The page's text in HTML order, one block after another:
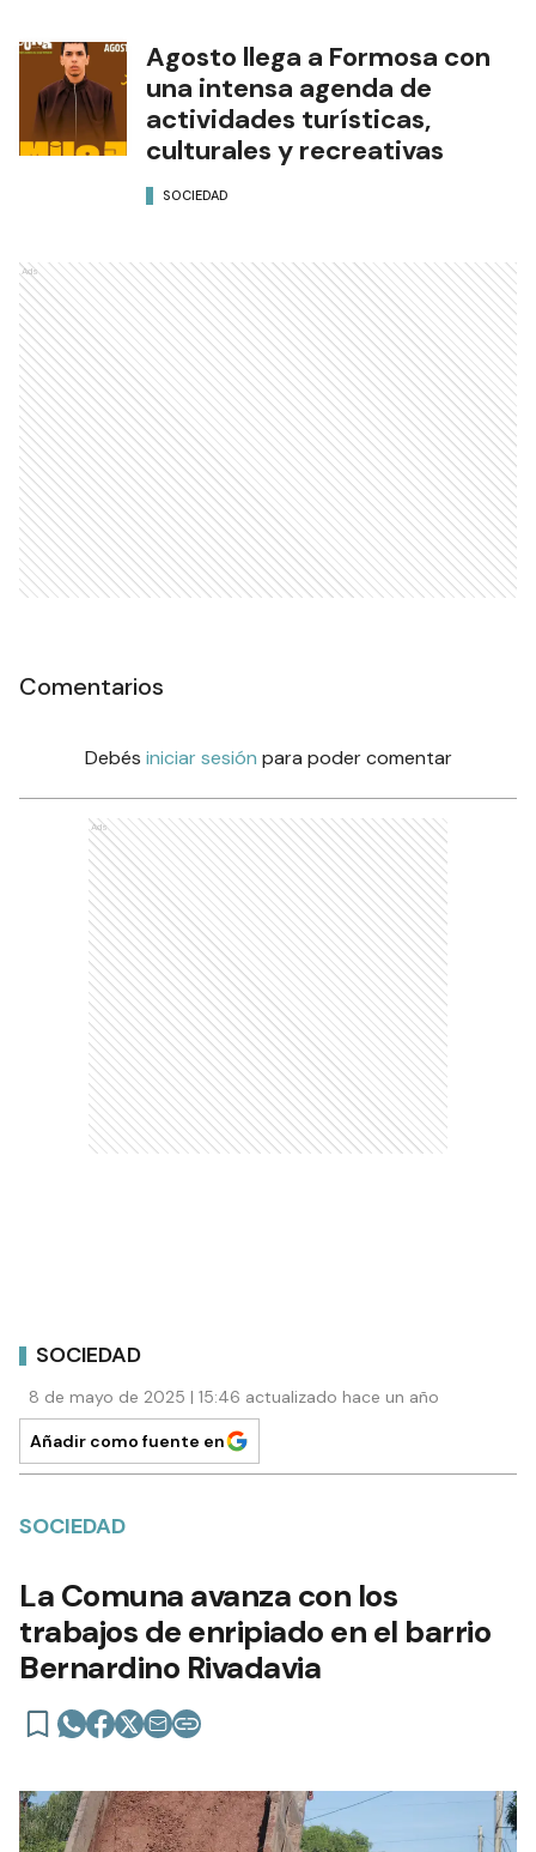
Agosto llega a Formosa con
una intensa agenda de
actividades turísticas,
culturales y recreativas
SOCIEDAD
Ads
Comentarios
Debés iniciar sesión para poder comentar
Ads
SOCIEDAD
8 de mayo de 2025 | 15:46 actualizado hace un año
Añadir como fuente en
SOCIEDAD
La Comuna avanza con los
trabajos de enripiado en el barrio
Bernardino Rivadavia